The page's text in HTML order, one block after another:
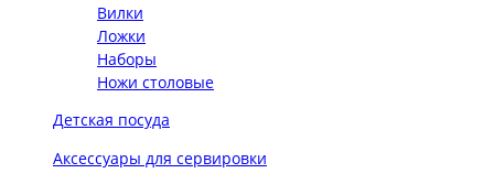
Вилки
Ложки
Наборы
Ножи столовые
Детская посуда
Аксессуары для сервировки